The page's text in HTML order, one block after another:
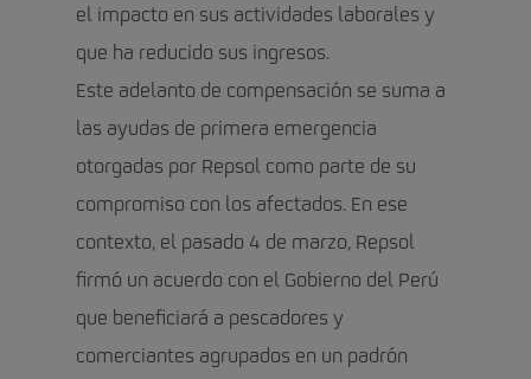
el impacto en sus actividades laborales y
que ha reducido sus ingresos.
Este adelanto de compensación se suma a
las ayudas de primera emergencia
otorgadas por Repsol como parte de su
compromiso con los afectados. En ese
contexto, el pasado 4 de marzo, Repsol
firmó un acuerdo con el Gobierno del Perú
que beneficiará a pescadores y
comerciantes agrupados en un padrón